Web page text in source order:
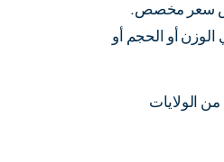
سعر مخصص.
الوزن أو الحجم أو
من الولايات